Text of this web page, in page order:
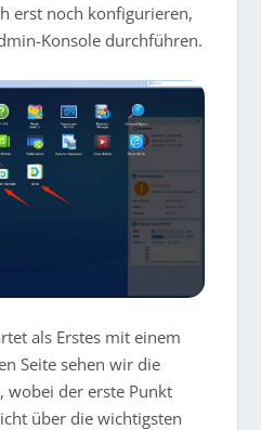
erst noch konfigurieren,
Konsole durchführen.
als Erstes mit einem
Seite sehen wir die
wobei der erste Punkt
über die wichtigsten